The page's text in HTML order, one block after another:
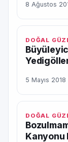
8 Ağustos
DOĞAL
5 Mayıs 2018
DOĞAL
Kanyonu